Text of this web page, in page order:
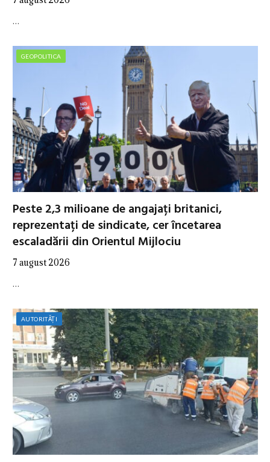
…
GEOPOLITICA
Peste 2,3 milioane de angajați britanici,
reprezentați de sindicate, cer încetarea
escaladării din Orientul Mijlociu
7 august 2026
…
AUTORITĂȚI